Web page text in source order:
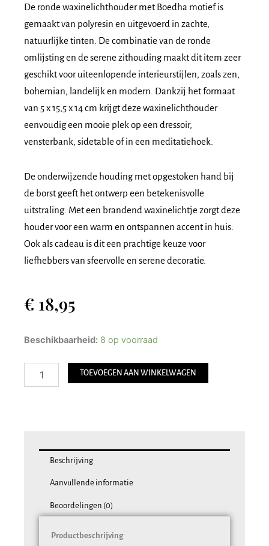
De ronde waxinelichthouder met Boedha motiefis
gemaakt van polyresin en uitgevoerd in zachte,
natuurlijke tinten. De combinatie van de ronde
omlijsting en de serene zithouding maakt dit item zeer
geschikt voor uiteenlopende interieurstijlen, zoals zen,
bohemian, landelijk en modern. Dankzij het formaat
van 5 x 15,5 x 14 cm krijgt deze waxinelichthouder
eenvoudig een mooie plek op een dressoir,
vensterbank, sidetable of in een meditatiehoek.
De onderwijzende houding met opgestoken hand bij
de borst geeft het ontwerp een betekenisvolle
uitstraling. Met een brandend waxinelichtje zorgt deze
houder voor een warm en ontspannen accent in huis.
Ook als cadeau is dit een prachtige keuze voor
liefhebbers van sfeervolle en serene decoratie.
€ 18,95
Beschikbaarheid: 8 op voorraad
Waxinelichthouder
Onderwijzende
Houding
aantal
TOEVOEGEN AAN WINKELWAGEN
Beschrijving
Aanvullende informatie
Beoordelingen (0)
Productbeschrijving